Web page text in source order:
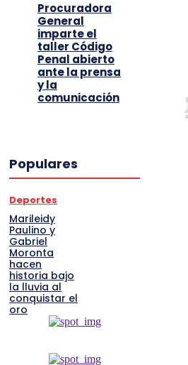
Procuradora
General
imparte el
taller Código
Penal abierto
ante la prensa
y la
comunicación
Populares
Deportes
Marileidy
Paulino y
Gabriel
Moronta
hacen
historia bajo
la lluvia al
conquistar el
oro